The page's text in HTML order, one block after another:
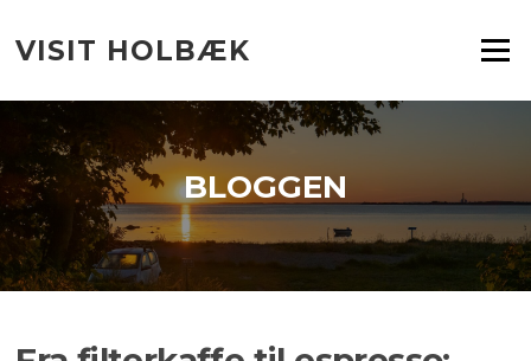
indhold
VISIT HOLBÆK Menu
BLOGGEN